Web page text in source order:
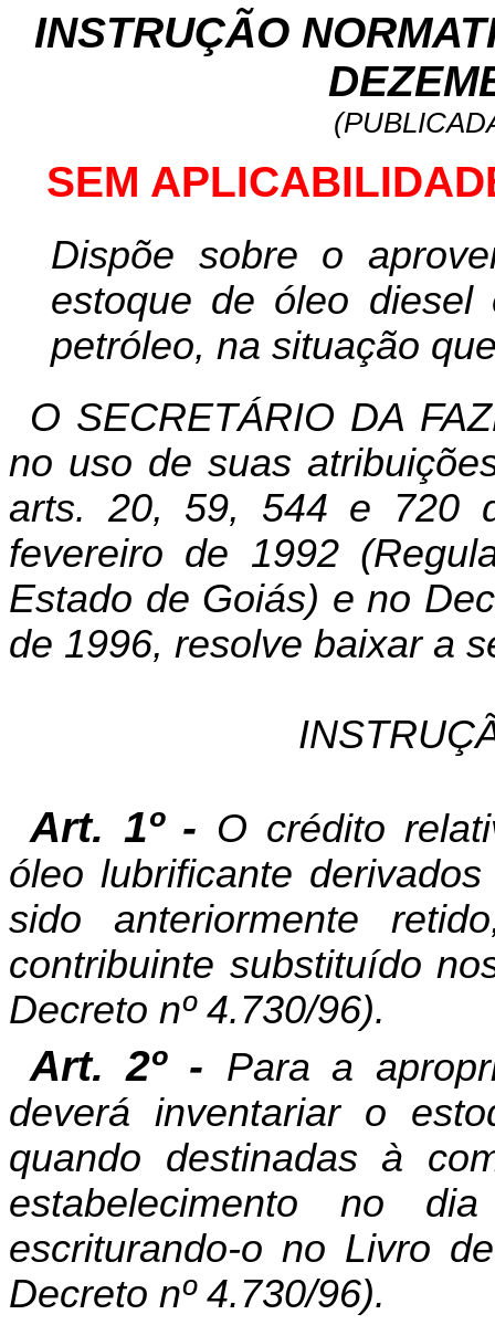
INSTRUÇÃO
SEM
Dispõe sobre o
estoque de óleo diesel
petróleo, na situação
O SECRETÁRIO DA
no uso de suas
arts. 20, 59, 544 e 720
fevereiro de 1992
Estado de Goiás) e no
de 1996, resolve baixar a
Art. 1º - O crédito
óleo lubrificante
sido anteriormente
contribuinte substituído
Decreto nº 4.730/96).
Art. 2º - Para a
deverá inventariar o
quando destinadas à
estabelecimento no
escriturando-o no Livro
Decreto nº 4.730/96).